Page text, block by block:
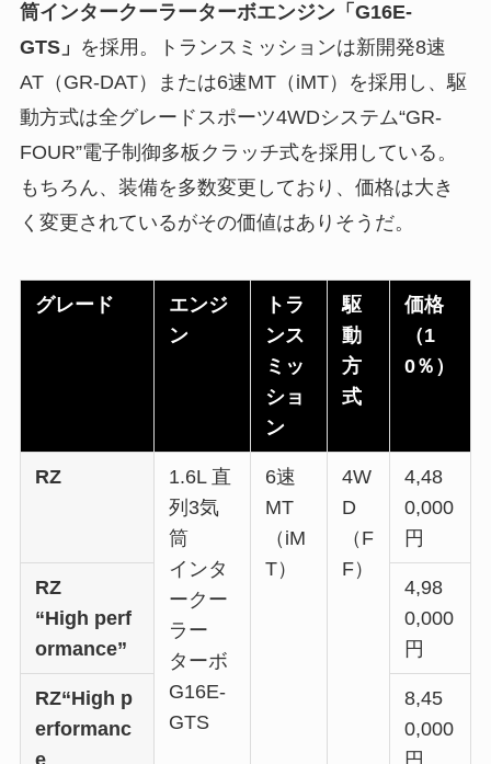
筒インタークーラーターボエンジン「G16E-
GTS」 を採用。トランスミッションは新開発8速
AT（GR-DAT）または6速MT（iMT）を採用し、駆
動方式は全グレードスポーツ4WDシステム“GR-
FOUR”電子制御多板クラッチ式を採用している。
もちろん、装備を多数変更しており、価格は大き
く変更されているがその価値はありそうだ。
グレード
エンジ
ン
トラ
ンス
ミッ
ショ
ン
駆
動
方
式
価格
（1
0％）
RZ
1.6L 直
列3気
筒
インタ
ークー
ラー
ターボ
G16E-
GTS
6速
MT
（iM
T）
4W
D
（F
F）
4,48
0,000
円
RZ
“High perf
ormance”
4,98
0,000
円
RZ“High p
erformanc
8,45
0,000